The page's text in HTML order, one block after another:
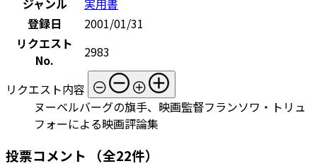
ジャンル
実用書
登録日
2001/01/31
リクエスト
No.
2983
リクエスト内容
ヌーベルバーグの旗手、映画監督フランソワ・トリュ
フォーによる映画評論集
投票コメント （全22件）